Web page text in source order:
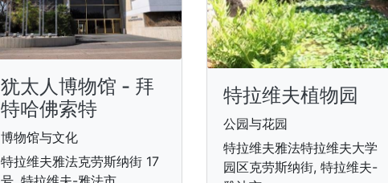
犹太人博物馆 - 拜
特哈佛索特
博物馆与文化
特拉维夫雅法克劳斯纳街 17
特拉维夫植物园
公园与花园
特拉维夫雅法特拉维夫大学
园区克劳斯纳街, 特拉维夫-